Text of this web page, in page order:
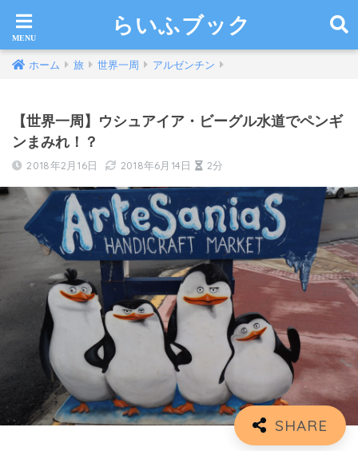
らいふブック
ホーム 旅 世界一周 アルゼンチン
【世界一周】ウシュアイア・ビーグル水道でペンギ
ンまみれ！？
2018年2月16日 2018年6月14日 2分